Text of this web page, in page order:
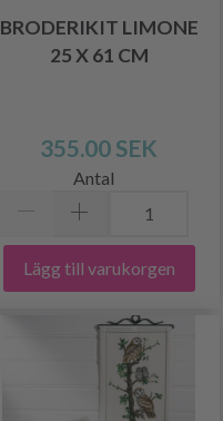
BRODERIKIT LIMONE
25 X 61 CM
355.00 SEK
Antal
Lägg till varukorgen